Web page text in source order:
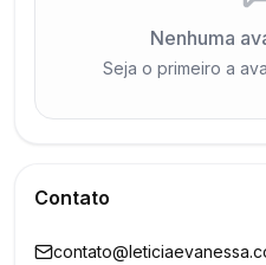
Nenhuma
Seja o primeiro a
Contato